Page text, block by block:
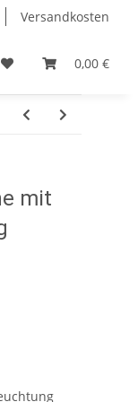
Versandkosten
0,00 €
mit